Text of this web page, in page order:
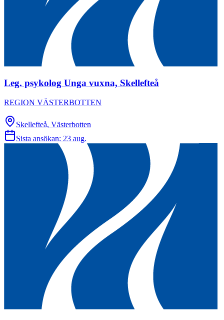
Leg. psykolog Unga vuxna, Skellefteå
REGION VÄSTERBOTTEN
Skellefteå, Västerbotten
Sista ansökan: 23 aug.